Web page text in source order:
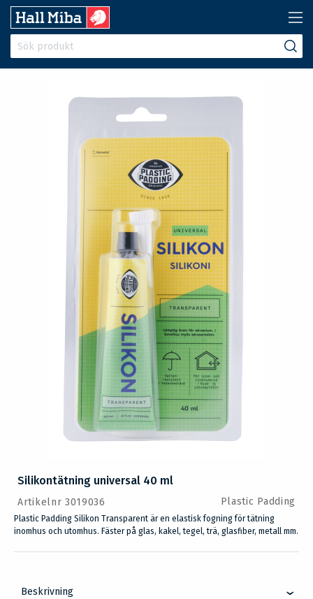
Silikontätning universal 40 ml
Artikelnr 3019036 Plastic Padding
Plastic Padding Silikon Transparent är en elastisk fogning för tätning
inomhus och utomhus. Fäster på glas, kakel, tegel, trä, glasfiber, metall mm.
Beskrivning